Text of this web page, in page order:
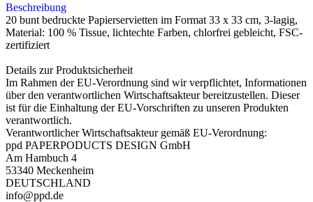
Beschreibung
20 bunt bedruckte Papierservietten im Format 33 x 33 cm, 3-lagig,
Material: 100 % Tissue, lichtechte Farben, chlorfrei gebleicht, FSC-
zertifiziert
Details zur Produktsicherheit
Im Rahmen der EU-Verordnung sind wir verpflichtet, Informationen
über den verantwortlichen Wirtschaftsakteur bereitzustellen. Dieser
ist für die Einhaltung der EU-Vorschriften zu unseren Produkten
verantwortlich.
Verantwortlicher Wirtschaftsakteur gemäß EU-Verordnung:
ppd PAPERPODUCTS DESIGN GmbH
Am Hambuch 4
53340 Meckenheim
DEUTSCHLAND
info@ppd.de